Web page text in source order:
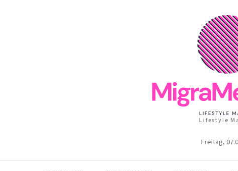
Lifestyle
Freitag,